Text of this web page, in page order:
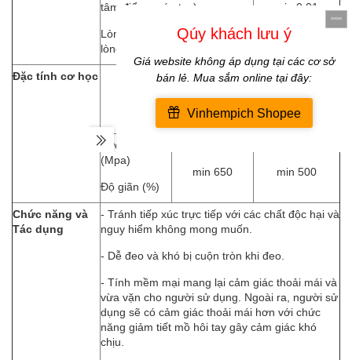
tâm điểm ngón tay)
Lòng bàn tay (tại tâm điểm
lòng bàn tay)
min 0.01
min 0.01
Đặc tính cơ học Trước lão hoá Sau lão hoá
o
C trong
7 ngày)
Sức căng cơ
(Mpa)
Độ giãn (%)
min 650 min 500
Chức năng và
Tác dụng
- Tránh tiếp xúc trực tiếp với các chất độc hại và
nguy hiểm không mong muốn.
- Dễ đeo và khó bị cuộn tròn khi đeo.
- Tính mềm mại mang lại cảm giác thoải mái và
vừa vặn cho người sử dụng. Ngoài ra, người sử
dụng sẽ có cảm giác thoải mái hơn với chức
năng giảm tiết mồ hôi tay gây cảm giác khó
chịu.